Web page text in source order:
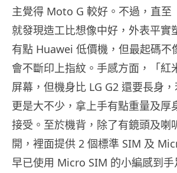
主覺得 Moto G 較好。不過，直至
就發現造工比想像中好，外表平實
有點 Huawei 低價機，但最起碼不
會不斷印上指紋。手感方面，「紅
屏幕，但機身比 LG G2 還要長身
更是大不少，拿上手有點重量及厚
接受。至於機背，除了有鏡頭及喇
開，裡面提供 2 個標準 SIM 及
早已使用 Micro SIM 的小編感到手